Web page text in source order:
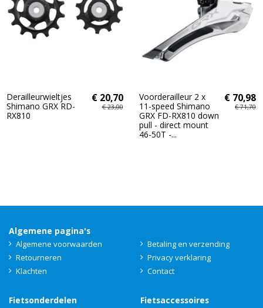
Derailleurwieltjes
Shimano GRX RD-
RX810
€ 20,70
€ 23,00
Voorderailleur 2 x
11-speed Shimano
GRX FD-RX810 down
pull - direct mount
46-50T -...
€ 70,98
€ 71,70
Algemene pagina's
Algemene voorwaarden
Betaling en verzending
Retourneren
Privacy verklaring
Klachten
Contact
Fietsonderdelen Fietsaccessoires